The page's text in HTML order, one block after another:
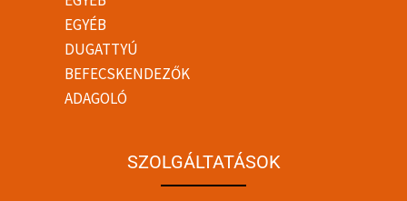
EGYÉB
DUGATTYÚ
BEFECSKENDEZŐK
ADAGOLÓ
SZOLGÁLTATÁSOK